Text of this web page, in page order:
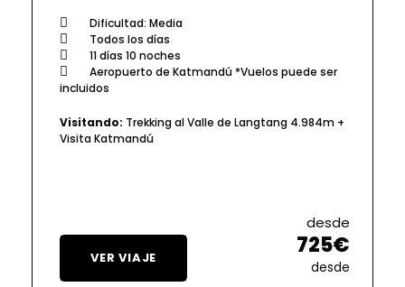
VER VIAJE
desde
725€
desde
Dificultad: Media
Todos los días
11 días 10 noches
Aeropuerto de Katmandú *Vuelos puede ser
incluidos
Visitando: Trekking al Valle de Langtang 4.984m +
Visita Katmandú